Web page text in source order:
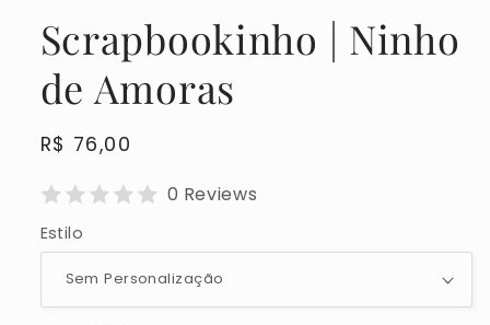
Scrapbookinho | Ninho
de Amoras
Preço
R$ 76,00
0 Reviews
Estilo